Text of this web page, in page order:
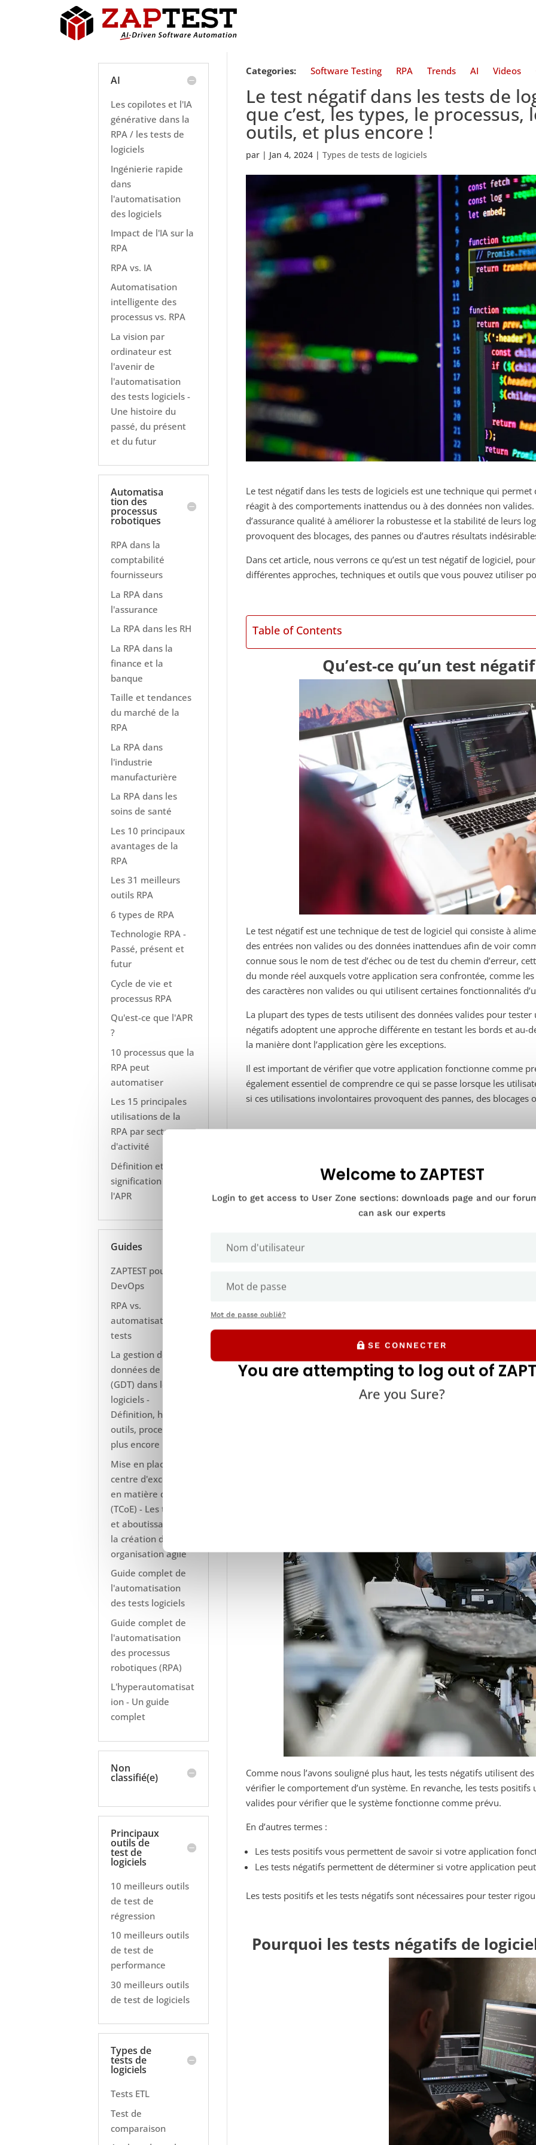
Categories: Software Testing RPA Trends AI Videos
Le test négatif dans les tests de
que c’est, les types, le processus,
outils, et plus encore !
par | Jan 4, 2024 |Types de tests de logiciels
Le test négatif dans les tests de logiciels est une technique qui
réagit à des comportements inattendus ou à des données non
d’assurance qualité à améliorer la robustesse et la stabilité de leurs
provoquent des blocages, des pannes ou d’autres résultats
Dans cet article, nous verrons ce qu’est un test négatif de logiciel,
différentes approches, techniques et outils que vous pouvez utiliser
Table of Contents
Qu’est-ce qu’un test
Le test négatif est une technique de test de logiciel qui consiste à
des entrées non valides ou des données inattendues afin de voir
connue sous le nom de test d’échec ou de test du chemin d’erreur,
du monde réel auxquels votre application sera confrontée, comme
des caractères non valides ou qui utilisent certaines fonctionnalités
La plupart des types de tests utilisent des données valides pour
négatifs adoptent une approche différente en testant les bords et au-
la manière dont l’application gère les exceptions.
Il est important de vérifier que votre application fonctionne comme
également essentiel de comprendre ce qui se passe lorsque les
si ces utilisations involontaires provoquent des pannes, des blocages
les tests dans les essais
Comme nous l’avons souligné plus haut, les tests négatifs utilisent
vérifier le comportement d’un système. En revanche, les tests
valides pour vérifier que le système fonctionne comme prévu.
En d’autres termes :
Les tests positifs vous permettent de savoir si votre application
Les tests négatifs permettent de déterminer si votre application
Les tests positifs et les tests négatifs sont nécessaires pour tester
Pourquoi les tests négatifs de
AI
Les copilotes et l'IA
générative dans la
RPA / les tests de
logiciels
Ingénierie rapide
dans
l'automatisation
des logiciels
Impact de l'IA sur la
RPA
RPA vs. IA
Automatisation
intelligente des
processus vs. RPA
La vision par
ordinateur est
l'avenir de
l'automatisation
des tests logiciels -
Une histoire du
passé, du présent
et du futur
Automatisa
tion des
processus
robotiques
RPA dans la
comptabilité
fournisseurs
La RPA dans
l'assurance
La RPA dans les RH
La RPA dans la
finance et la
banque
Taille et tendances
du marché de la
RPA
La RPA dans
l'industrie
manufacturière
La RPA dans les
soins de santé
Les 10 principaux
avantages de la
RPA
Les 31 meilleurs
outils RPA
6 types de RPA
Technologie RPA -
Passé, présent et
futur
Cycle de vie et
processus RPA
Qu'est-ce que l'APR
?
10 processus que la
RPA peut
automatiser
Les 15 principales
utilisations de la
RPA par secteur
d'activité
Définition et
signification de
l'APR
Guides
ZAPTEST pour Agile
DevOps
RPA vs.
automatisation des
tests
La gestion des
données de test
(GDT) dans les tests
logiciels -
Définition, histoire,
outils, processus et
plus encore !
Mise en place d'un
centre d'excellence
en matière de tests
(TCoE) - Les tenants
et aboutissants de
la création d'une
organisation agile
Guide complet de
l'automatisation
des tests logiciels
Guide complet de
l'automatisation
des processus
robotiques (RPA)
L'hyperautomatisat
ion - Un guide
complet
Non
classifié(e)
Principaux
outils de
test de
logiciels
10 meilleurs outils
de test de
régression
10 meilleurs outils
de test de
performance
30 meilleurs outils
de test de logiciels
Types de
tests de
logiciels
Tests ETL
Test de
comparaison
Welcome to ZAPTEST
Login to get access to User Zone sections: downloads page and our
can ask our experts
Mot de passe oublié?
SE CONNECTER
You are attempting to log out of
Are you Sure?